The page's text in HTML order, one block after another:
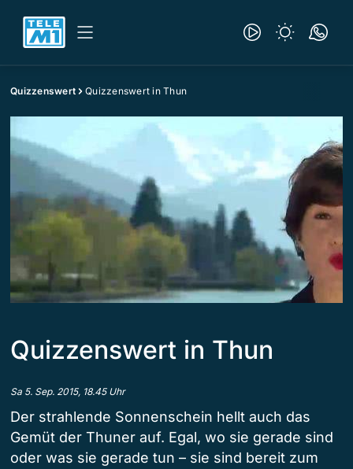
Quizzenswert Quizzenswert in Thun
Quizzenswert in Thun
Sa 5. Sep. 2015, 18.45 Uhr
Der strahlende Sonnenschein hellt auch das
Gemüt der Thuner auf. Egal, wo sie gerade sind
oder was sie gerade tun – sie sind bereit zum